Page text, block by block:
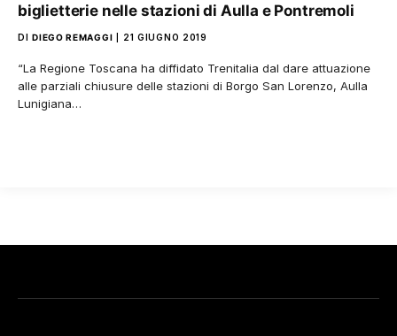
biglietterie nelle stazioni di Aulla e Pontremoli
DI DIEGO REMAGGI 21 GIUGNO 2019
“La Regione Toscana ha diffidato Trenitalia dal dare attuazione
alle parziali chiusure delle stazioni di Borgo San Lorenzo, Aulla
Lunigiana…